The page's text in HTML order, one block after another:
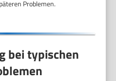
Problemen.
bei typischen